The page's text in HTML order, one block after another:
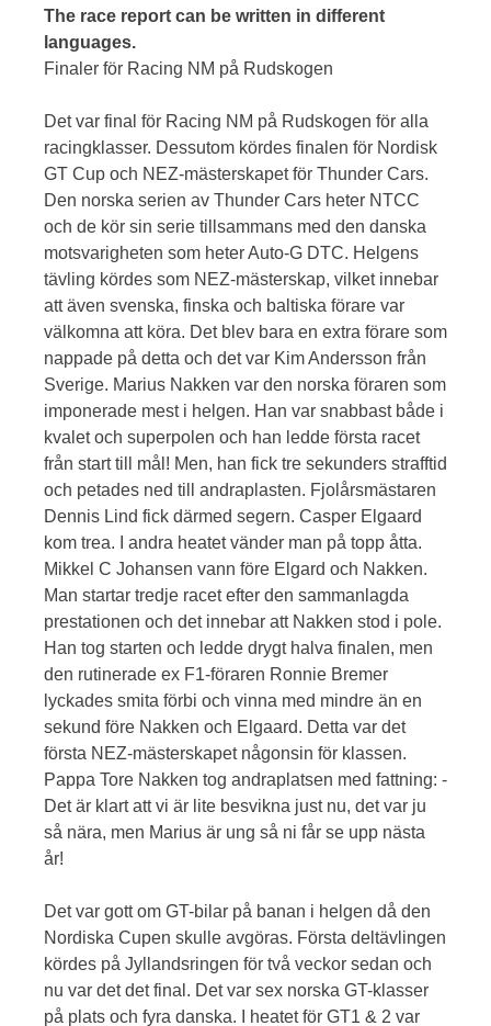
The race report can be written in different
languages.
Finaler för Racing NM på Rudskogen
Det var final för Racing NM på Rudskogen för alla
racingklasser. Dessutom kördes finalen för Nordisk
GT Cup och NEZ-mästerskapet för Thunder Cars.
Den norska serien av Thunder Cars heter NTCC
och de kör sin serie tillsammans med den danska
motsvarigheten som heter Auto-G DTC. Helgens
tävling kördes som NEZ-mästerskap, vilket innebar
att även svenska, finska och baltiska förare var
välkomna att köra. Det blev bara en extra förare som
nappade på detta och det var Kim Andersson från
Sverige. Marius Nakken var den norska föraren som
imponerade mest i helgen. Han var snabbast både i
kvalet och superpolen och han ledde första racet
från start till mål! Men, han fick tre sekunders strafftid
och petades ned till andraplasten. Fjolårsmästaren
Dennis Lind fick därmed segern. Casper Elgaard
kom trea. I andra heatet vänder man på topp åtta.
Mikkel C Johansen vann före Elgard och Nakken.
Man startar tredje racet efter den sammanlagda
prestationen och det innebar att Nakken stod i pole.
Han tog starten och ledde drygt halva finalen, men
den rutinerade ex F1-föraren Ronnie Bremer
lyckades smita förbi och vinna med mindre än en
sekund före Nakken och Elgaard. Detta var det
första NEZ-mästerskapet någonsin för klassen.
Pappa Tore Nakken tog andraplatsen med fattning: -
Det är klart att vi är lite besvikna just nu, det var ju
så nära, men Marius är ung så ni får se upp nästa
år!
Det var gott om GT-bilar på banan i helgen då den
Nordiska Cupen skulle avgöras. Första deltävlingen
kördes på Jyllandsringen för två veckor sedan och
nu var det det final. Det var sex norska GT-klasser
på plats och fyra danska. I heatet för GT1 & 2 var